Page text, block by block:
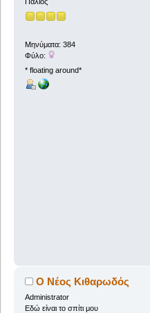
Παλιός
Μηνύματα: 384
Φύλο:
* floating around*
Ο Νέος Κιθαρωδός
Administrator
Εδώ είναι το σπίτι μου